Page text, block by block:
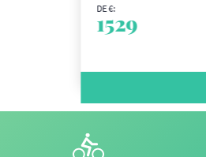
1529